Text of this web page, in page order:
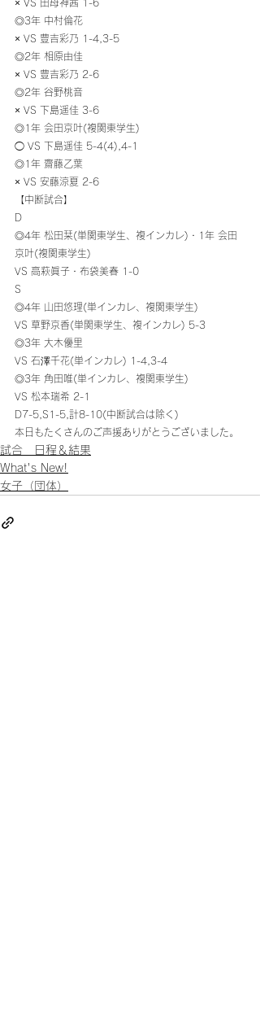
× VS 田母神茜 1-6
◎3年 中村倫花
× VS 豊吉彩乃 1-4,3-5
◎2年 相原由佳
× VS 豊吉彩乃 2-6
◎2年 谷野桃音
× VS 下島遥佳 3-6
◎1年 会田京叶(複関東学生)
◯ VS 下島遥佳 5-4(4),4-1
◎1年 齋藤乙葉
× VS 安藤涼夏 2-6
【中断試合】
D
◎4年 松田栞(単関東学生、複インカレ)・1年 会田
京叶(複関東学生)
VS 高萩眞子・布袋美春 1-0
S
◎4年 山田悠理(単インカレ、複関東学生)
VS 草野京香(単関東学生、複インカレ) 5-3
◎3年 大木優里
VS 石澤千花(単インカレ) 1-4,3-4
◎3年 角田唯(単インカレ、複関東学生)
VS 松本瑞希 2-1
D7-5,S1-5,計8-10(中断試合は除く)
本日もたくさんのご声援ありがとうございました。
試合 日程＆結果
What's New!
女子（団体）